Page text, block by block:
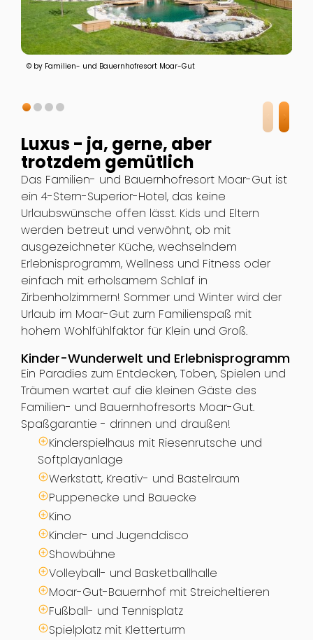
© by Familien- und Bauernhofresort Moar-Gut
Luxus - ja, gerne, aber
trotzdem gemütlich
Das Familien- und Bauernhofresort Moar-Gut ist
ein 4-Stern-Superior-Hotel, das keine
Urlaubswünsche offen lässt. Kids und Eltern
werden betreut und verwöhnt, ob mit
ausgezeichneter Küche, wechselndem
Erlebnisprogramm, Wellness und Fitness oder
einfach mit erholsamem Schlaf in
Zirbenholzimmern! Sommer und Winter wird der
Urlaub im Moar-Gut zum Familienspaß mit
hohem Wohlfühlfaktor für Klein und Groß.
Kinder-Wunderwelt und Erlebnisprogramm
Ein Paradies zum Entdecken, Toben, Spielen und
Träumen wartet auf die kleinen Gäste des
Familien- und Bauernhofresorts Moar-Gut.
Spaßgarantie - drinnen und draußen!
Kinderspielhaus mit Riesenrutsche und
Softplayanlage
Werkstatt, Kreativ- und Bastelraum
Puppenecke und Bauecke
Kino
Kinder- und Jugenddisco
Showbühne
Volleyball- und Basketballhalle
Moar-Gut-Bauernhof mit Streicheltieren
Fußball- und Tennisplatz
Spielplatz mit Kletterturm